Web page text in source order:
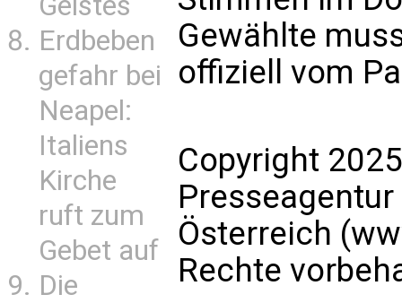
Erdbeben
gefahr bei
Neapel:
Italiens
Kirche
ruft zum
Gebet auf
Die
Gewählte
offiziell vom
Copyright
Presseagentur
Österreich
Rechte